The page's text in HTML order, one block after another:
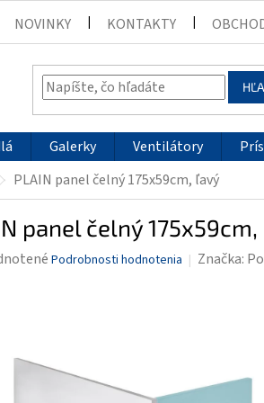
NOVINKY KONTAKTY
Galerky Ventilátory
PLAIN panel čelný 175x59cm, ľavý
panel čelný
Podrobnosti hodnotenia Značka: